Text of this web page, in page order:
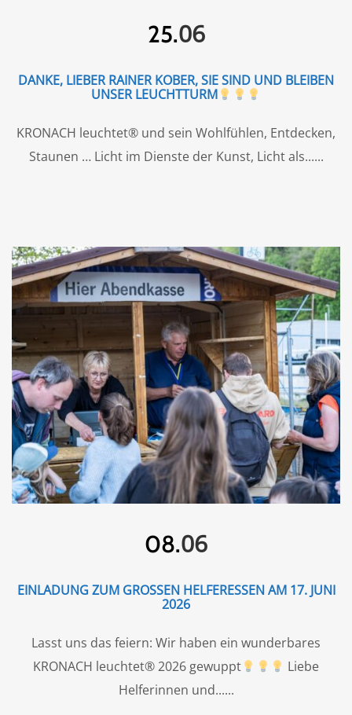
25.06
DANKE, LIEBER RAINER KOBER, SIE SIND UND BLEIBEN
UNSER LEUCHTTURM
KRONACH leuchtet® und sein Wohlfühlen, Entdecken,
Staunen … Licht im Dienste der Kunst, Licht als...
08.06
EINLADUNG ZUM GROSSEN HELFERESSEN AM 17. JUNI 2
026
Lasst uns das feiern: Wir haben ein wunderbares
KRONACH leuchtet® 2026 gewuppt
Liebe
Helferinnen und...